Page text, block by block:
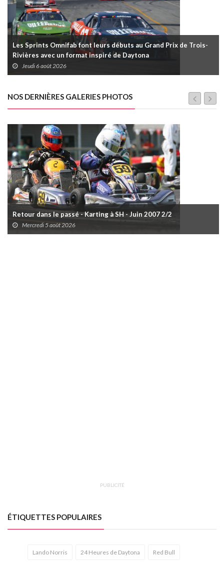
Les Sprints Omnifab font leurs débuts au Grand Prix de Trois-
Rivières avec un format inspiré de Daytona
Jeudi 6 août 2026
NOS DERNIÈRES GALERIES PHOTOS
Retour dans le passé - Karting à SH - Juin 2007 2/2
Mercredi 5 août 2026
PUBLICITÉ
ÉTIQUETTES POPULAIRES
Lando Norris 24 Heures de Daytona Red Bull